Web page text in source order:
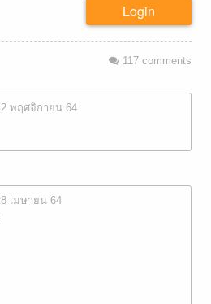
Login
117comments
พฤศจิกายน 64
เมษายน 64